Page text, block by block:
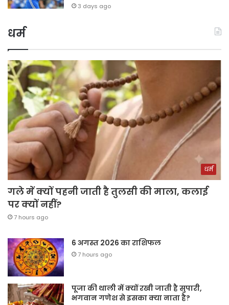
3 days ago
धर्म
धर्म
गले में क्यों पहनी जाती है तुलसी की माला, कलाई
पर क्यों नहीं?
7 hours ago
6 अगस्त 2026 का राशिफल
7 hours ago
पूजा की थाली में क्यों रखी जाती है सुपारी,
भगवान गणेश से इसका क्या नाता है?